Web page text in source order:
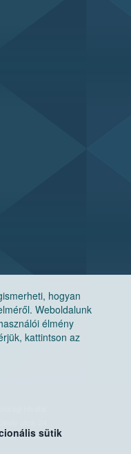
hogyan
Weboldalunk
élmény
kattintson az
sütik
Hivatal
Pf. 30.